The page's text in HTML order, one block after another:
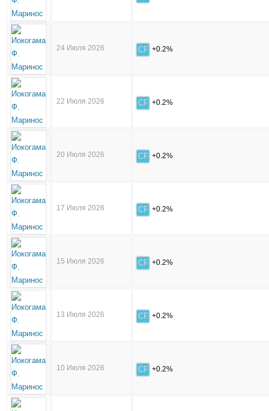
24 Июля 2026 CF +0.2%
22 Июля 2026 CF +0.2%
20 Июля 2026 CF +0.2%
17 Июля 2026 CF +0.2%
15 Июля 2026 CF +0.2%
13 Июля 2026 CF +0.2%
10 Июля 2026 CF +0.2%